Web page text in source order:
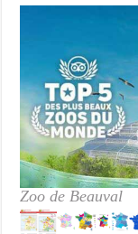
Zoo de Beauval